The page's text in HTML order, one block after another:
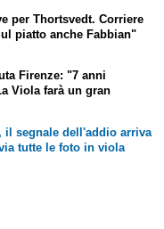
per Thortsvedt. Corriere
piatto anche Fabbian"
Firenze: "7 anni
Viola farà un gran
il segnale dell'addio arriva
tutte le foto in viola